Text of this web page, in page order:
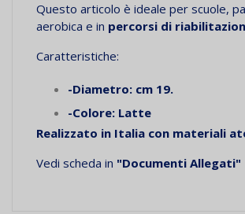
Questo articolo è ideale per scuole,
aerobica e in percorsi di
Caratteristiche:
-Diametro: cm 19.
-Colore: Latte
Realizzato in Italia con materiali
Vedi scheda in "Documenti Allegati"